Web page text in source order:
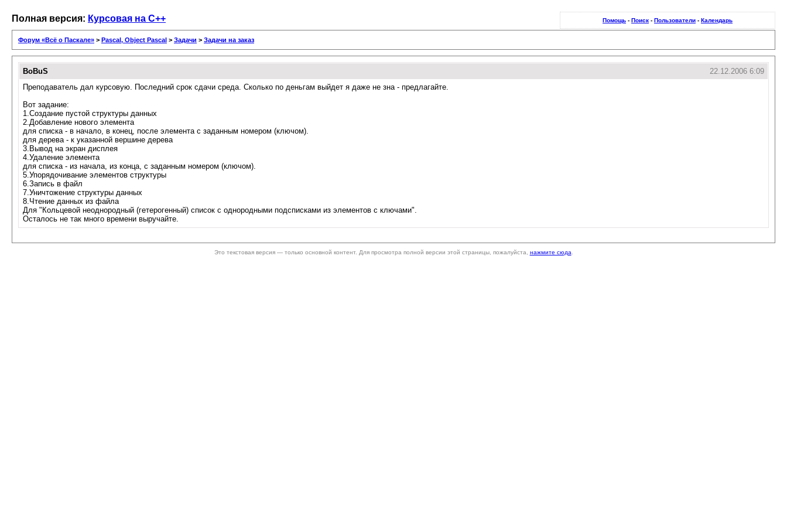
Помощь - Поиск - Пользователи - Календарь
Полная версия: Курсовая на С++
Форум «Всё о Паскале» > Pascal, Object Pascal > Задачи > Задачи на заказ
BoBuS
22.12.2006 6:09
Преподаватель дал курсовую. Последний срок сдачи среда. Сколько по деньгам выйдет я даже не зна - предлагайте.
Вот задание:
1.Создание пустой структуры данных
2.Добавление нового элемента
для списка - в начало, в конец, после элемента с заданным номером (ключом).
для дерева - к указанной вершине дерева
3.Вывод на экран дисплея
4.Удаление элемента
для списка - из начала, из конца, с заданным номером (ключом).
5.Упорядочивание элементов структуры
6.Запись в файл
7.Уничтожение структуры данных
8.Чтение данных из файла
Для "Кольцевой неоднородный (гетерогенный) список с однородными подсписками из элементов с ключами".
Осталось не так много времени выручайте.
Это текстовая версия — только основной контент. Для просмотра полной версии этой страницы, пожалуйста, нажмите сюда